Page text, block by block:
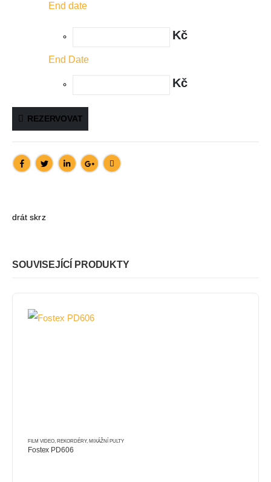
End date
Kč
End Date
Kč
REZERVOVAT
drát skrz
SOUVISEJÍCÍ PRODUKTY
FILM VIDEO, REKORDÉRY, MIXÁŽNÍ PULTY
Fostex PD606